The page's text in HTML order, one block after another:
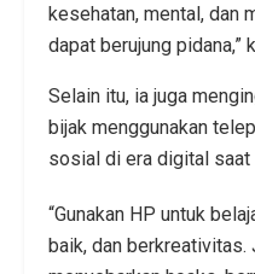
kesehatan, mental, dan
dapat berujung pidana,”
Selain itu, ia juga
bijak menggunakan
sosial di era digital saat
“Gunakan HP untuk
baik, dan berkreativitas.